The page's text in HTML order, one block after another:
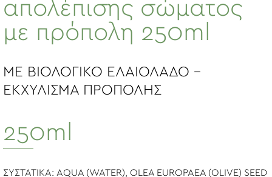
απολέπισης σώματος
με πρόπολη 250ml
ME ΒΙΟΛΟΓΙΚΟ ΕΛΑΙΟΛΑΔΟ –
ΕΚΧΥΛΙΣΜΑ ΠΡΟΠΟΛΗΣ
250ml
ΣΥΣΤΑΤΙΚΑ: AQUA (WATER), OLEA EUROPAEA (OLIVE) SEED